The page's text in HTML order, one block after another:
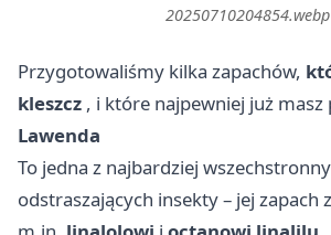
20250710204854.webp
Przygotowaliśmy kilka zapachów,
kleszcz , i które najpewniej już masz
Lawenda
To jedna z najbardziej
odstraszających insekty – jej zapach